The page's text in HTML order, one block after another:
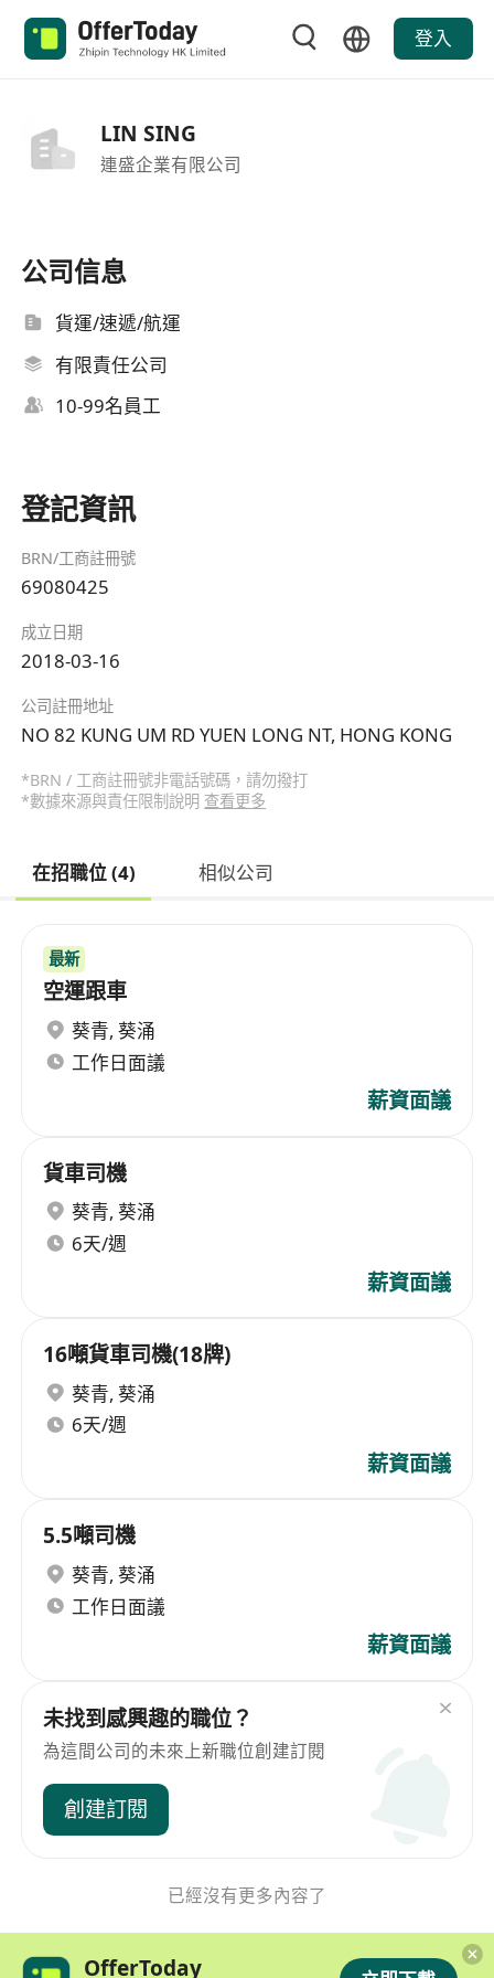
登入
LIN SING
連盛企業有限公司
公司信息
貨運/速遞/航運
有限責任公司
10-99名員工
登記資訊
BRN/工商註冊號
69080425
成立日期
2018-03-16
公司註冊地址
NO 82 KUNG UM RD YUEN LONG NT, HONG KONG
*BRN / 工商註冊號非電話號碼，請勿撥打
*數據來源與責任限制說明 查看更多
在招職位 (4) 相似公司
最新
空運跟車
葵青, 葵涌
工作日面議
薪資面議
貨車司機
葵青, 葵涌
6天/週
薪資面議
16噸貨車司機(18牌)
葵青, 葵涌
6天/週
薪資面議
5.5噸司機
葵青, 葵涌
工作日面議
薪資面議
未找到感興趣的職位？
為這間公司的未來上新職位創建訂閱
創建訂閱
已經沒有更多內容了
OfferToday